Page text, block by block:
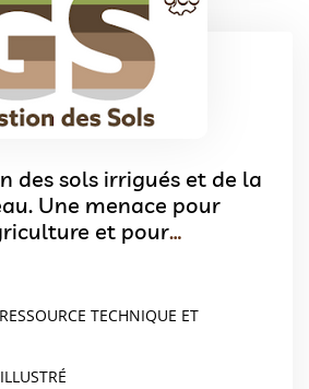
des sols irrigués et de la
Une menace pour
et pour
TECHNIQUE ET